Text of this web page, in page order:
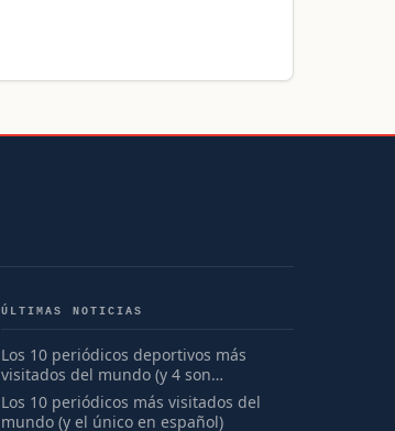
ÚLTIMAS NOTICIAS
Los 10 periódicos deportivos más
visitados del mundo (y 4 son
españoles)
Los 10 periódicos más visitados del
mundo (y el único en español)